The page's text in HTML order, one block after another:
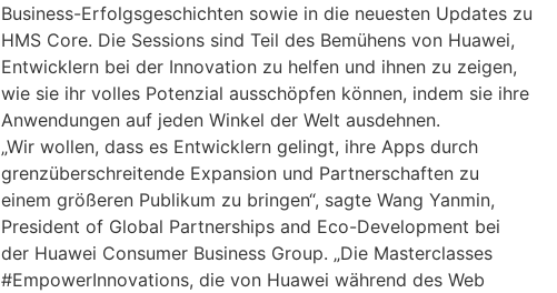
Business-Erfolgsgeschichten sowie in die neuesten Updates zu
HMS Core. Die Sessions sind Teil des Bemühens von Huawei,
Entwicklern bei der Innovation zu helfen und ihnen zu zeigen,
wie sie ihr volles Potenzial ausschöpfen können, indem sie ihre
Anwendungen auf jeden Winkel der Welt ausdehnen.
„Wir wollen, dass es Entwicklern gelingt, ihre Apps durch
grenzüberschreitende Expansion und Partnerschaften zu
einem größeren Publikum zu bringen“, sagte Wang Yanmin,
President of Global Partnerships and Eco-Development bei
der Huawei Consumer Business Group. „Die Masterclasses
#EmpowerInnovations, die von Huawei während des Web